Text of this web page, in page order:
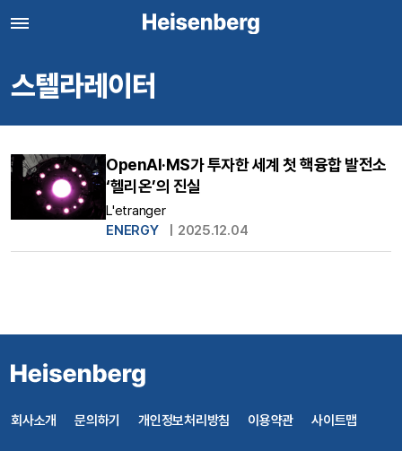
스텔라레이터
OpenAI·MS가 투자한 세계 첫 핵융합 발전소
‘헬리온’의 진실
L'etranger
ENERGY
2025.12.04
회사소개 문의하기 개인정보처리방침 이용약관 사이트맵